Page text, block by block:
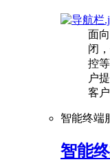
面
闭
控
户
客
智能终端
智能